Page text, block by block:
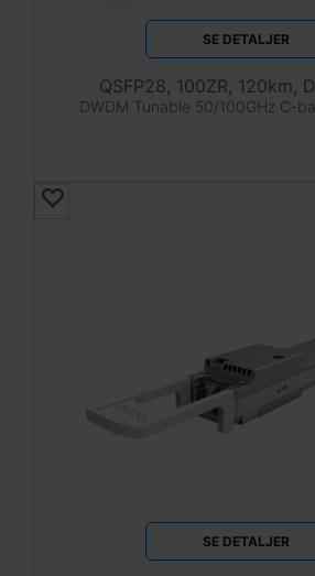
SE DETALJER
QSFP28, 100ZR, 120km,
DWDM Tunable 50/100GHz C-
SE DETALJER